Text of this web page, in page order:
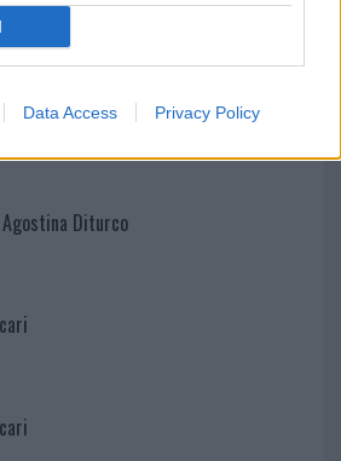
Data Access Privacy Policy
Diturco